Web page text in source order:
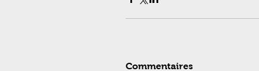
Commentaires